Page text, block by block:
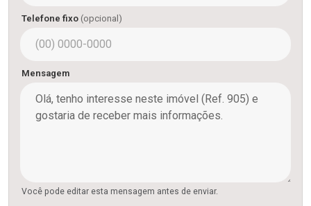
Telefone fixo (opcional)
Mensagem
Você pode editar esta mensagem antes de enviar.